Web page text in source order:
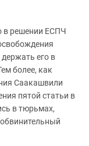
в решении ЕСПЧ
его в
более, как
Саакашвили
пятой статьи в
в тюрьмах,